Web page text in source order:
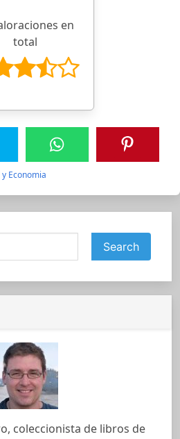
en
total
Economia
coleccionista de libros de